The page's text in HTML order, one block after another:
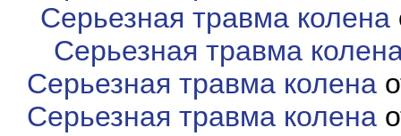
Серьезная травма колена
Серьезная травма
Серьезная травма колена
Серьезная травма колена